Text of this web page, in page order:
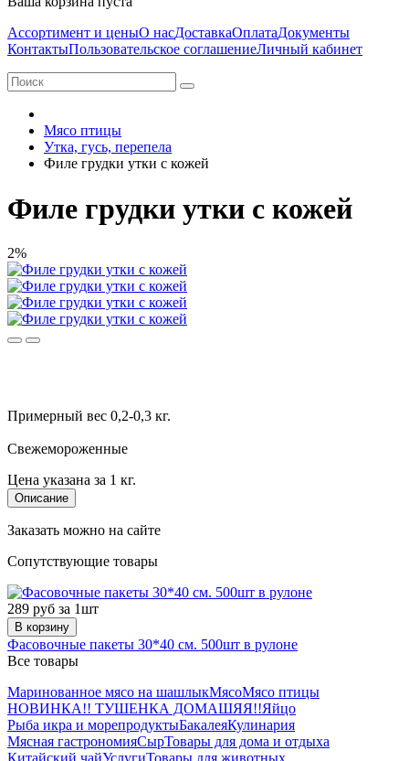
Ассортимент и ценыО насДоставкаОплатаДокументы
КонтактыПользовательское соглашениеЛичный кабинет
Мясо птицы
Утка, гусь, перепела
Филе грудки утки с кожей
Филе грудки утки с кожей
2%
Примерный вес 0,2-0,3 кг.
Свежемороженные
Цена указана за 1 кг.
Описание
Заказать можно на сайте
Сопутствующие товары
289 руб за 1шт
В корзину
Фасовочные пакеты 30*40 см. 500шт в рулоне
Все товары
Маринованное мясо на шашлыкМясоМясо птицы
НОВИНКА!! ТУШЕНКА ДОМАШЯЯ!!Яйцо
Рыба икра и морепродуктыБакалеяКулинария
Мясная гастрономияСырТовары для дома и отдыха
Китайский чайУслугиТовары для животных